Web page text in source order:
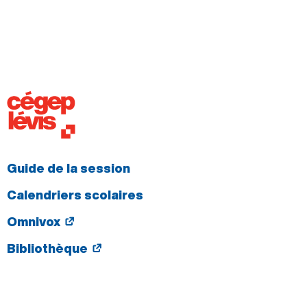
Guide de la session
Calendriers scolaires
Omnivox
Bibliothèque